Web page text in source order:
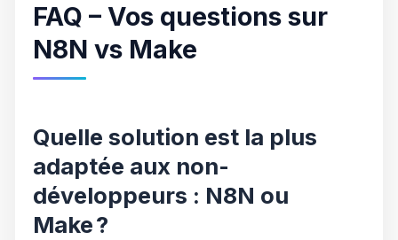
FAQ – Vos questions sur
N8N vs Make
Quelle solution est la plus
adaptée aux non-
développeurs : N8N ou
Make ?